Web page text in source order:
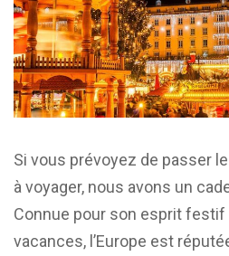
Si vous prévoyez de passer
à voyager, nous avons un
Connue pour son esprit festif
vacances, l’Europe est